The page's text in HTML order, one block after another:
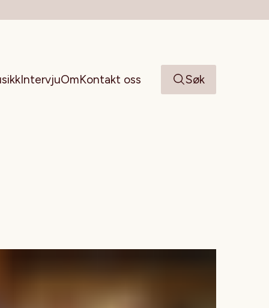
IntervjuOmKontakt oss Søk